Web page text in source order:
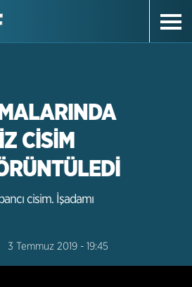
CİSİM
cisim. İşadamı
3 Temmuz 2019 - 19:45